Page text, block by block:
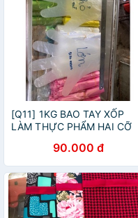
[Q11] 1KG BAO TAY XỐP
LÀM THỰC PHẨM HAI CỠ
90.000 đ